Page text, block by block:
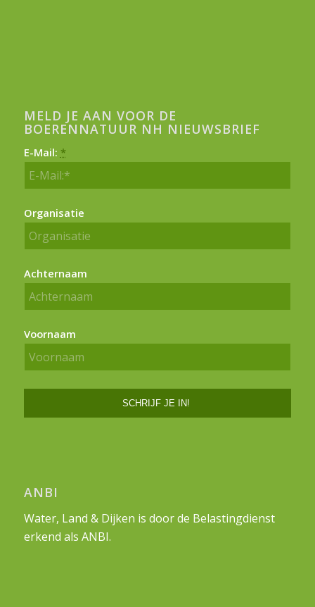
MELD JE AAN VOOR DE
BOERENNATUUR NH NIEUWSBRIEF
E-Mail: *
Organisatie
Achternaam
Voornaam
ANBI
Water, Land & Dijken is door de Belastingdienst
erkend als ANBI.